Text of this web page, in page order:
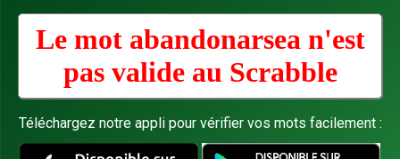
Le mot abandonarsea n'est
pas valide au Scrabble
Téléchargez notre appli pour vérifier vos mots facilement :